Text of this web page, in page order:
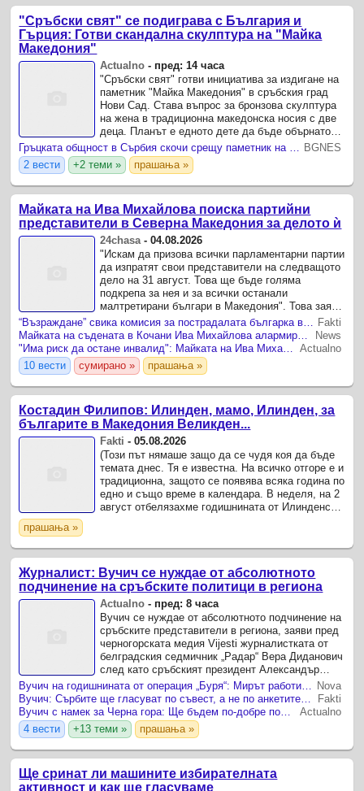
"Сръбски свят" се подиграва с България и
Гърция: Готви скандална скулптура на "Майка
Македония"
Actualno - пред: 14 часа
"Сръбски свят" готви инициатива за издигане на
паметник "Майка Македония" в сръбския град
Нови Сад. Става въпрос за бронзова скулптура
на жена в традиционна македонска носия с две
деца. Планът е едното дете да бъде обърнато
към Сърбия, а другото към Северна Македония,
предаде ...
Гръцката общност в Сърбия скочи срещу паметник на Майка Македония в Нови Сад BGNES
2 вести
+2 теми » прашања »
Майката на Ива Михайлова поиска партийни
представители в Северна Македония за делото ѝ
24chasa-04.08.2026
"Искам да призова всички парламентарни партии
да изпратят свои представители на следващото
дело на 31 август. Това ще бъде голяма
подкрепа за нея и за всички останали
малтретирани българи в Македония". Това заяви
Христина Михайлова – майка на 23-годишната
Ива Михайлова, която ...
“Възраждане” свика комисия за пострадалата българка в РСМ, отсъстващи провалиха заседанието Fakti
Майката на съдената в Кочани Ива Михайлова алармира за множество нередности в процеса
News
"Има риск да остане инвалид": Майката на Ива Михайлова се оплака от натиск срещу свидетели
Actualno
10 вести
сумирано » прашања »
Костадин Филипов: Илинден, мамо, Илинден, за
българите в Македония Великден...
Fakti -05.08.2026
(Този път нямаше защо да се чудя коя да бъде
темата днес. Тя е известна. На всичко отгоре е и
традиционна, защото се появява всяка година по
едно и също време в календара. В неделя, на 2
август отбелязахме годишнината от Илинденско-
прашања »
Журналист: Вучич се нуждае от абсолютното
подчинение на сръбските политици в региона
Actualno - пред: 8 часа
Вучич се нуждае от абсолютното подчинение на
сръбските представители в региона, заяви пред
черногорската медия Vijesti журналистката от
белградския седмичник „Радар“ Вера Диданович
след като сръбският президент Александър
Вучич остро разкритикува властите в Подгорица
за ...
Nova
Fakti
Actualno
4 вести
+13 теми » прашања »
Ще сринат ли машините избирателната
активност и как ще гласуваме